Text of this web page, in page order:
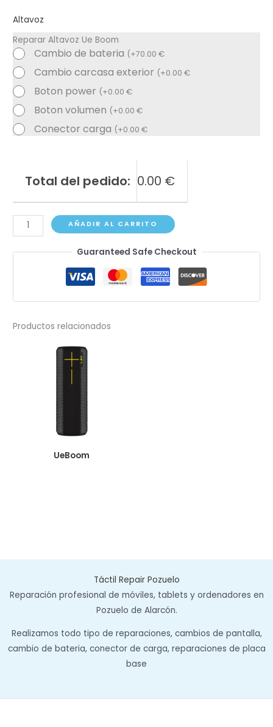
Altavoz
Reparar Altavoz Ue Boom
Cambio de bateria (+70.00€
Cambio carcasa exterior (+0.00€
Boton power (+0.00€
Boton volumen (+0.00€
Conector carga (+0.00€
Total del pedido: 0.00 €
Mega
Boom
AÑADIR AL CARRITO
Guaranteed Safe Checkout
Productos relacionados
UeBoom
Táctil Repair Pozuelo
Reparación profesional de móviles, tablets y ordenadores en
Pozuelo de Alarcón.
Realizamos todo tipo de reparaciones, cambios de pantalla,
cambio de bateria, conector de carga, reparaciones de placa
base